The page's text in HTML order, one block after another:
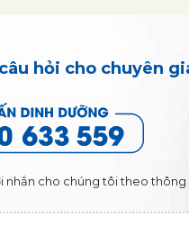
hỏi cho chuyên
nhắn cho chúng tôi theo